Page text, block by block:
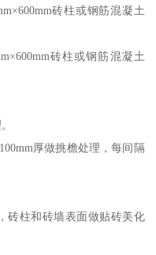
砖柱或钢筋混凝土
砖柱或钢筋混凝土
厚做挑檐处理，每间隔
砖柱和砖墙表面做贴砖美化